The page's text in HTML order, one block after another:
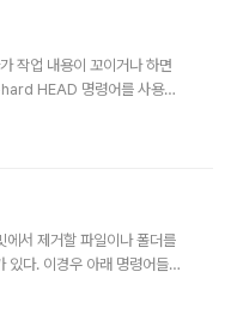
작업 내용이 꼬이거나 하면
HEAD 명령어를 사용한
뒤에 변경하고자 하는
리기, 특정파일만 add 취
add 취소에 대해 알아보자 H
서 제거할 파일이나 폴더를
있다. 이경우 아래 명령어들을